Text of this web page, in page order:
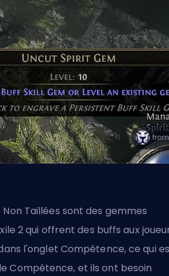
Taillées sont des gemmes
2 qui offrent des buffs aux
l'onglet Compétence, ce qui
Compétence, et ils ont besoin